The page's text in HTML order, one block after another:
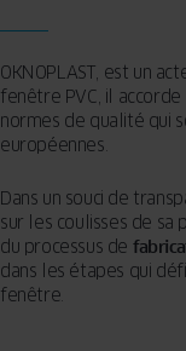
OKNOPLAST, est un
fenêtre PVC, il
normes de qualité qui
européennes.
Dans un souci de
sur les coulisses de sa
du processus de
dans les étapes qui
fenêtre.